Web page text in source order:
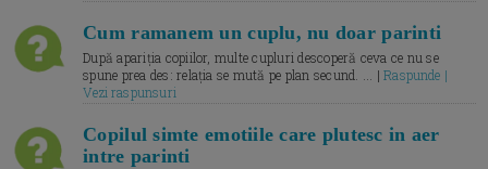
Cum ramanem un cuplu, nu doar parinti
După apariția copiilor, multe cupluri descoperă ceva ce nu se
spune prea des: relația se mută pe plan secund. ... |Raspunde |
Vezi raspunsuri
Copilul simte emotiile care plutesc in aer
intre parinti